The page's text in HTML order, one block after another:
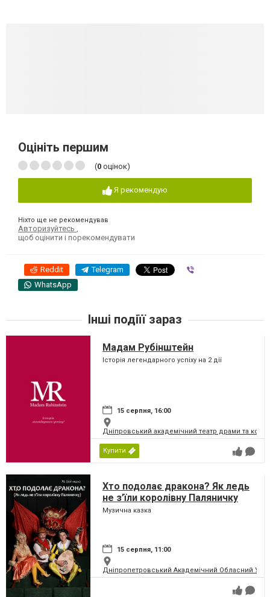
Оцініть першим
(0 оцінок)
Я рекомендую
Ніхто ще не рекомендував
Авторизуйтесь
щоб оцінити і порекомендувати
Reddit Telegram
WhatsApp
Інші подіїї зараз
Мадам Рубінштейн
Історія легендарного успіху на 2 дії
15 серпня, 16:00
Дніпровський академічний театр драми та
Купити
Хто подолає дракона? Як ледь
не з’їли королівну Паляничку
Музична казка
15 серпня, 11:00
Дніпропетровський Академічний Обласний